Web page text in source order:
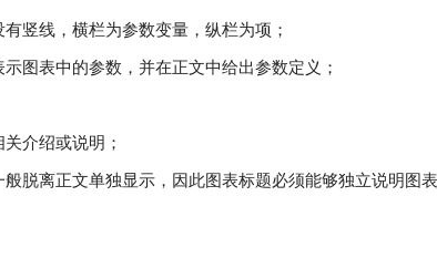
竖线，横栏为参数变量，纵栏为项；
图表中的参数，并在正文中给出参数定义；
介绍或说明；
脱离正文单独显示，因此图表标题必须能够独立说明图